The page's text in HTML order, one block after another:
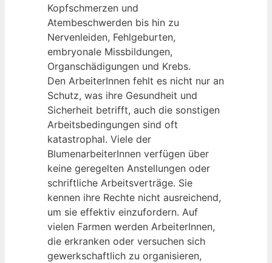
Kopfschmerzen und
Atembeschwerden bis hin zu
Nervenleiden, Fehlgeburten,
embryonale Missbildungen,
Organschädigungen und Krebs.
Den ArbeiterInnen fehlt es nicht nur an
Schutz, was ihre Gesundheit und
Sicherheit betrifft, auch die sonstigen
Arbeitsbedingungen sind oft
katastrophal. Viele der
BlumenarbeiterInnen verfügen über
keine geregelten Anstellungen oder
schriftliche Arbeitsverträge. Sie
kennen ihre Rechte nicht ausreichend,
um sie effektiv einzufordern. Auf
vielen Farmen werden ArbeiterInnen,
die erkranken oder versuchen sich
gewerkschaftlich zu organisieren,